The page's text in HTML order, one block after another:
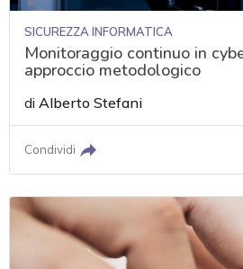
SICUREZZA INFORMATICA
Monitoraggio continuo in
approccio metodologico
diAlberto Stefani
Condividi